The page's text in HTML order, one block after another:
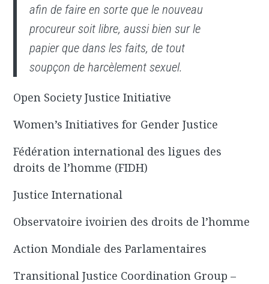
afin de faire en sorte que le nouveau
procureur soit libre, aussi bien sur le
papier que dans les faits, de tout
soupçon de harcèlement sexuel.
Open Society Justice Initiative
Women’s Initiatives for Gender Justice
Fédération international des ligues des
droits de l’homme (FIDH)
Justice International
Observatoire ivoirien des droits de l’homme
Action Mondiale des Parlamentaires
Transitional Justice Coordination Group –